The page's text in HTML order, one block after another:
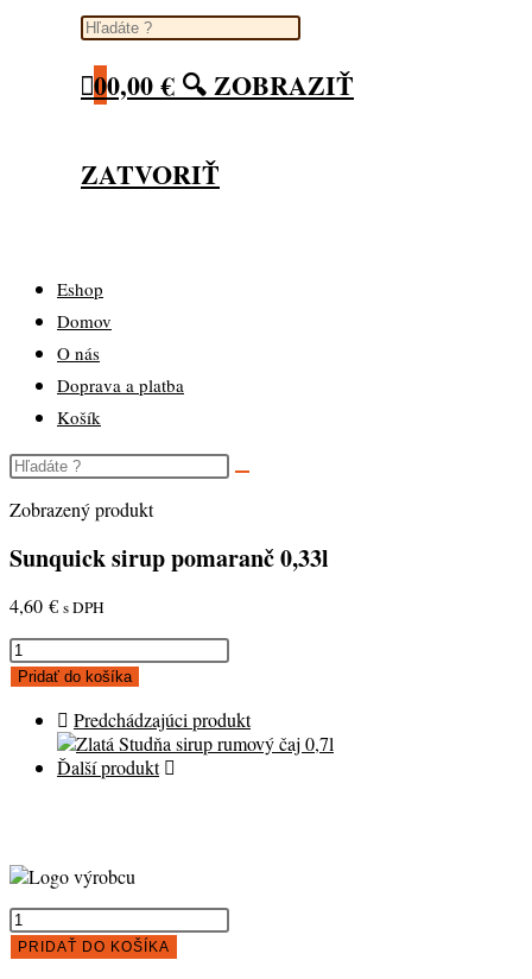
00,00€ 🔍 ZOBRAZIŤ
ZATVORIŤ
Eshop
Domov
O nás
Doprava a platba
Košík
Zobrazený produkt
Sunquick sirup pomaranč 0,33l
4,60 € s DPH
množstvo
Sunquick
sirup
pomaranč
Pridať do košíka
Predchádzajúci produkt
Ďalší produkt
množstvo
Sunquick
sirup
PRIDAŤ DO KOŠÍKA